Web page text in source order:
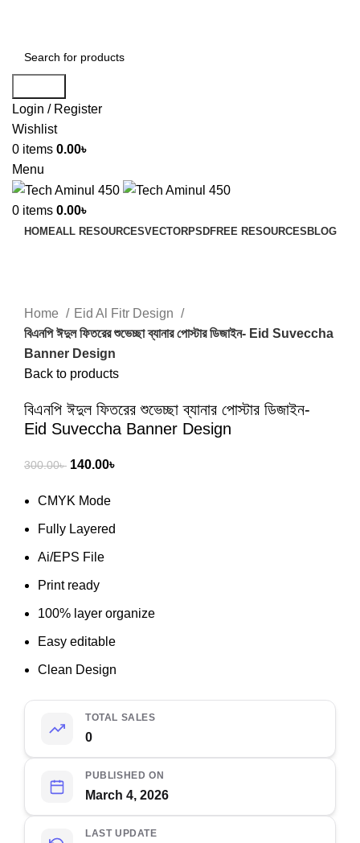
Login / Register
Wishlist
0 items 0.00৳
Menu
0 items 0.00৳
HOMEALL RESOURCESVECTORPSDFREE RESOURCES BLOG
Home
Eid Al Fitr Design
বিএনপি ঈদুল ফিতরের শুভেচ্ছা ব্যানার পোস্টার ডিজাইন- Eid Suveccha
Banner Design
Back to products
বিএনপি ঈদুল ফিতরের শুভেচ্ছা ব্যানার পোস্টার ডিজাইন-
Eid Suveccha Banner Design
300.00৳ 140.00৳
CMYK Mode
Fully Layered
Ai/EPS File
Print ready
100% layer organize
Easy editable
Clean Design
TOTAL SALES
0
PUBLISHED ON
March 4, 2026
LAST UPDATE